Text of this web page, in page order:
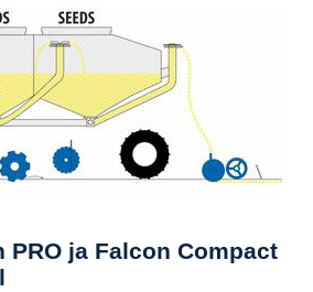
PRO ja Falcon Compact